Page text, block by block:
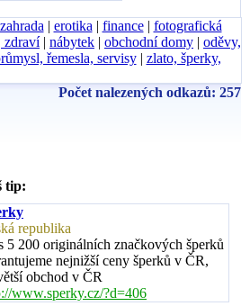
| erotika | finance| fotografická
zdraví| nábytek | obchodní domy | oděvy,
řemesla, servisy| zlato, šperky,
Počet nalezených odkazů: 257
tip:
republika
5 200 originálních značkových šperků
nejnižší ceny šperků v ČR,
obchod v ČR
www.sperky.cz/?d=406